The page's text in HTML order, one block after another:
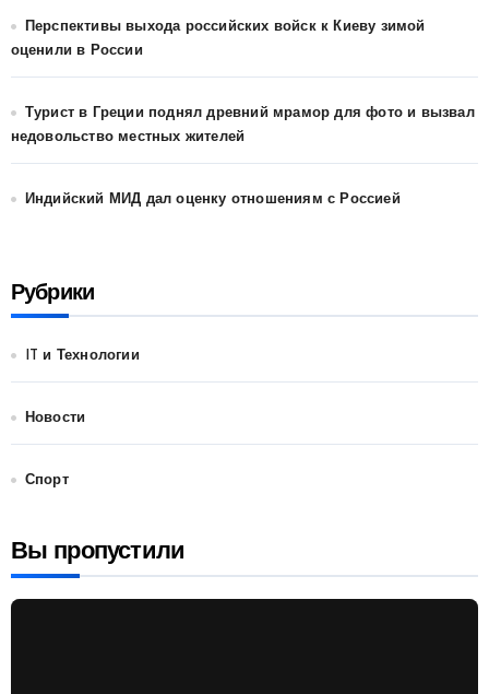
Перспективы выхода российских войск к Киеву зимой
оценили в России
Турист в Греции поднял древний мрамор для фото и вызвал
недовольство местных жителей
Индийский МИД дал оценку отношениям с Россией
Рубрики
IT и Технологии
Новости
Спорт
Вы пропустили